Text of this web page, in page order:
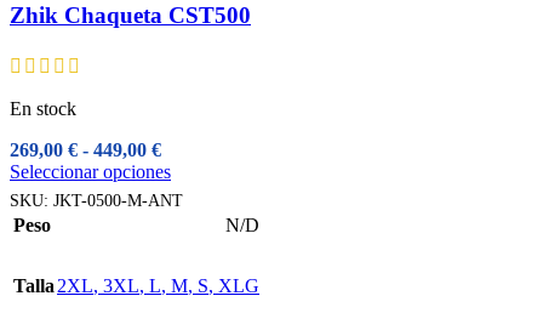
Zhik Chaqueta CST500
En stock
269,00 € - 449,00 €Rango
de
precios:
269,00 €
449,00 €
Seleccionar opcionesEste
producto
múltiples
Las
opciones
SKU: JKT-0500-M-ANT
Peso N/D
Talla 2XL, 3XL, L, M, S, XLG